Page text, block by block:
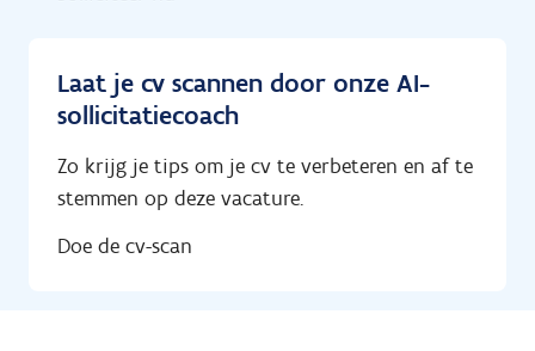
Laat je cv scannen door onze AI-
sollicitatiecoach
Zo krijg je tips om je cv te verbeteren en af te
stemmen op deze vacature.
Doe de cv-scan